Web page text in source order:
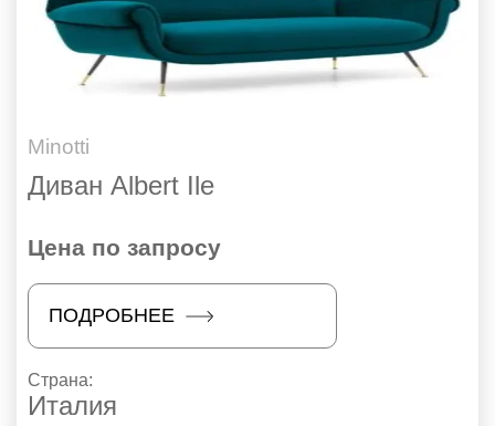
Minotti
Диван Albert Ile
Цена по запросу
ПОДРОБНЕЕ
Страна:
Италия